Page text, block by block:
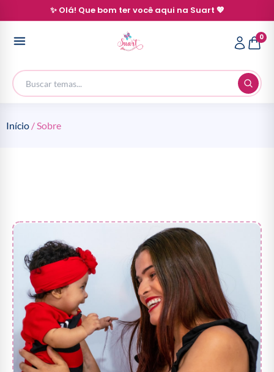
✨ Olá! Que bom ter você aqui na Suart 💖
0
Início / Sobre